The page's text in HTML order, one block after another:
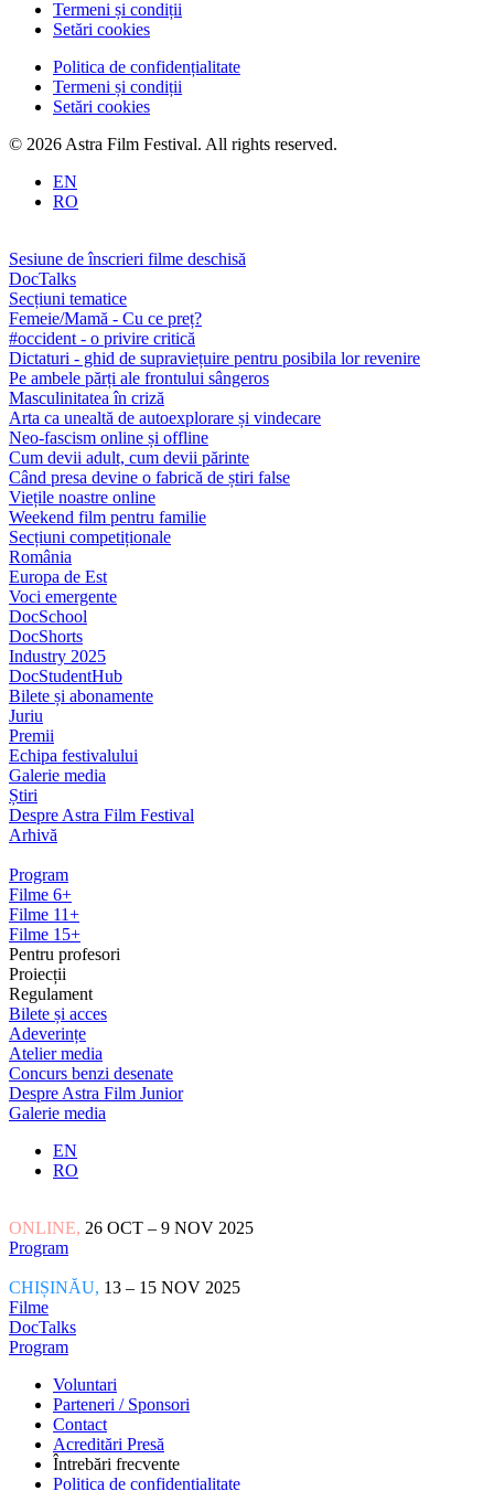
Termeni și condiții
Setări cookies
Politica de confidențialitate
Termeni și condiții
Setări cookies
© 2026 Astra Film Festival. All rights reserved.
EN
RO
Sesiune de înscrieri filme deschisă
DocTalks
Secțiuni tematice
Femeie/Mamă - Cu ce preț?
#occident - o privire critică
Dictaturi - ghid de supraviețuire pentru posibila lor revenire
Pe ambele părți ale frontului sângeros
Masculinitatea în criză
Arta ca unealtă de autoexplorare și vindecare
Neo-fascism online și offline
Cum devii adult, cum devii părinte
Când presa devine o fabrică de știri false
Viețile noastre online
Weekend film pentru familie
Secțiuni competiționale
România
Europa de Est
Voci emergente
DocSchool
DocShorts
Industry 2025
DocStudentHub
Bilete și abonamente
Juriu
Premii
Echipa festivalului
Galerie media
Știri
Despre Astra Film Festival
Arhivă
Program
Filme 6+
Filme 11+
Filme 15+
Pentru profesori
Proiecții
Regulament
Bilete și acces
Adeverințe
Atelier media
Concurs benzi desenate
Despre Astra Film Junior
Galerie media
EN
RO
ONLINE, 26 OCT – 9 NOV 2025
Program
CHIȘINĂU, 13 – 15 NOV 2025
Filme
DocTalks
Program
Voluntari
Parteneri / Sponsori
Contact
Acreditări Presă
Întrebări frecvente
Politica de confidențialitate